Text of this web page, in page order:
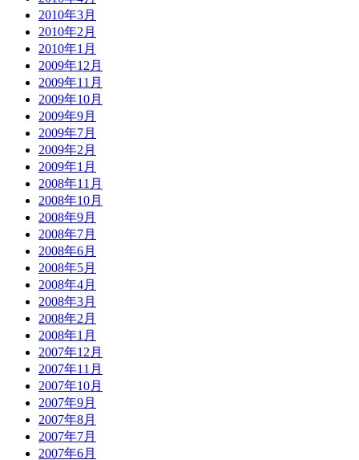
2010年3月
2010年2月
2010年1月
2009年12月
2009年11月
2009年10月
2009年9月
2009年7月
2009年2月
2009年1月
2008年11月
2008年10月
2008年9月
2008年7月
2008年6月
2008年5月
2008年4月
2008年3月
2008年2月
2008年1月
2007年12月
2007年11月
2007年10月
2007年9月
2007年8月
2007年7月
2007年6月